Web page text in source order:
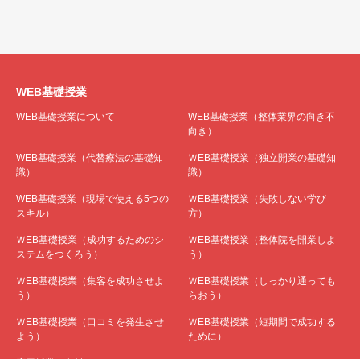
WEB基礎授業
WEB基礎授業について
WEB基礎授業（整体業界の向き不
向き）
WEB基礎授業（代替療法の基礎知
識）
ＷEB基礎授業（独立開業の基礎知
識）
WEB基礎授業（現場で使える5つの
スキル）
ＷEB基礎授業（失敗しない学び
方）
ＷEB基礎授業（成功するためのシ
ステムをつくろう）
ＷEB基礎授業（整体院を開業しよ
う）
ＷEB基礎授業（集客を成功させよ
う）
ＷEB基礎授業（しっかり通っても
らおう）
ＷEB基礎授業（口コミを発生させ
よう）
ＷEB基礎授業（短期間で成功する
ために）